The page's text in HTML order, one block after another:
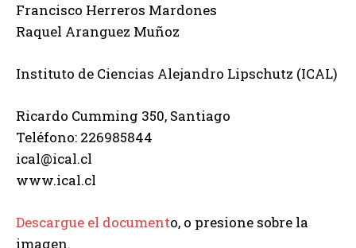
Francisco Herreros Mardones
Raquel Aranguez Muñoz
Instituto de Ciencias Alejandro Lipschutz (ICAL)
Ricardo Cumming 350, Santiago
Teléfono: 226985844
ical@ical.cl
www.ical.cl
Descargue el documento, o presione sobre la
imagen.